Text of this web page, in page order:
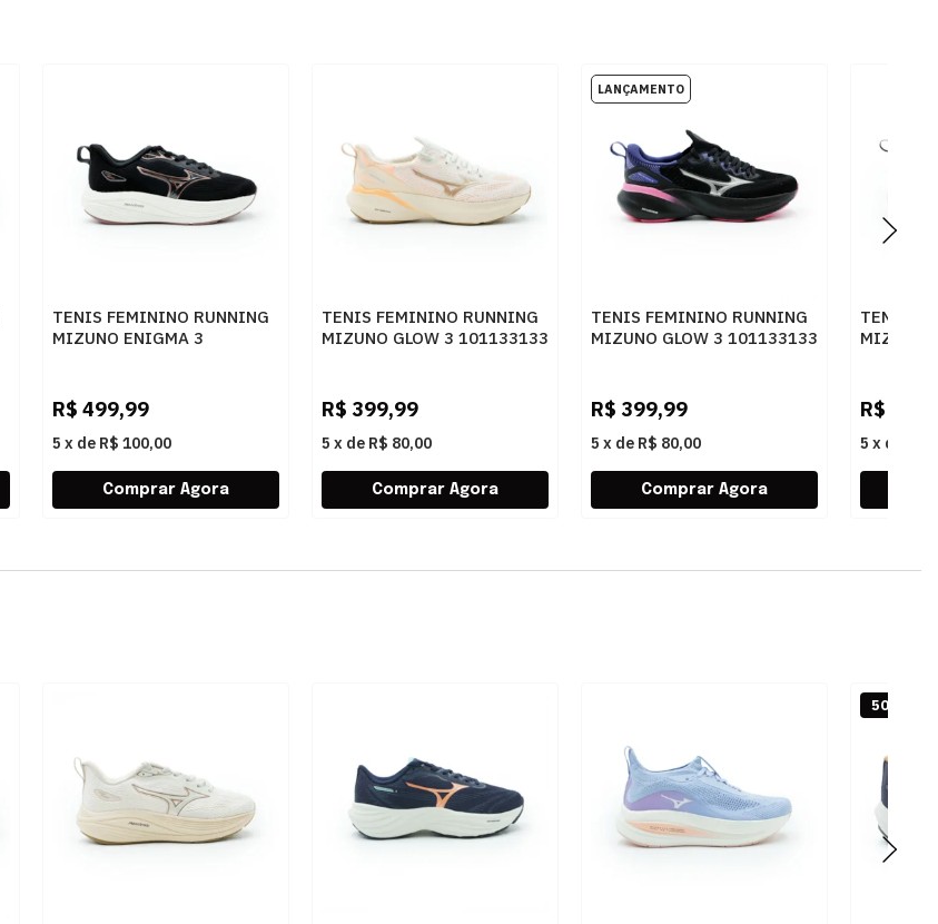
TENIS FEMININO RUNNING
MIZUNO ENIGMA 3
R$ 499,99
5 x de R$ 100,00
TENIS FEMININO RUNNING
MIZUNO GLOW 3 101133133
R$ 399,99
5 x de R$ 80,00
TENIS FEMININO RUNNING
MIZUNO GLOW 3 101133133
R$ 399,99
5 x de R$ 80,00
TENIS
MIZUNO
R$
5 x de
50% OFF